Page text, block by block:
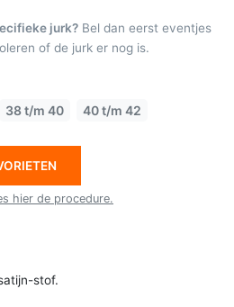
jurk? Bel dan eerst eventjes
of de jurk er nog is.
38 t/m 40 40 t/m 42
hier de procedure.
stof.